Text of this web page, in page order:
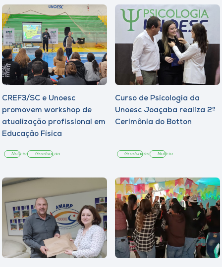
CREF3/SC e Unoesc
promovem workshop de
atualização profissional em
Educação Física
Notícia Graduação
Curso de Psicologia da
Unoesc Joaçaba realiza 2ª
Cerimônia do Botton
Graduação Notícia